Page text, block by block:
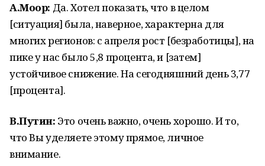
А.Моор: Да. Хотел показать, что в целом
[ситуация] была, наверное, характерна для
многих регионов: с апреля рост [безработицы], на
пике у нас было 5,8 процента, и [затем]
устойчивое снижение. На сегодняшний день 3,77
[процента].
В.Путин: Это очень важно, очень хорошо. И то,
что Вы уделяете этому прямое, личное
внимание.